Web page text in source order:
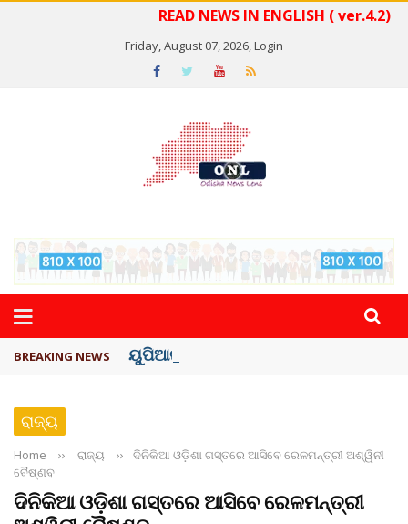
READ NEWS IN ENGLISH ( ver.4.2)
Friday, August 07, 2026,Login
BREAKING NEWS ୟୁପିଆଇ ଓ ଅନ୍ୟାନ୍ୟ ଡିଜିଟାଲ୍ ନେଣଦେଣ ...
ରାଜ୍ୟ
Home ›› ରାଜ୍ୟ ››
ଦିନିକିଆ ଓଡ଼ିଶା ଗସ୍ତରେ ଆସିବେ ରେଳମନ୍ତ୍ରୀ ଅଶ୍ୱିନୀ
ବୈଷ୍ଣବ
ଦିନିକିଆ ଓଡ଼ିଶା ଗସ୍ତରେ ଆସିବେ ରେଳମନ୍ତ୍ରୀ